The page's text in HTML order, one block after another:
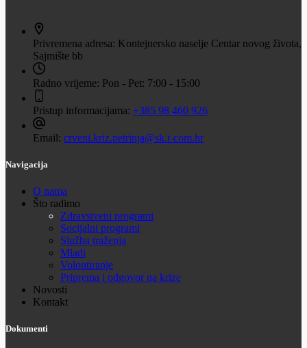
Privremena adresa: Kontejnersko naselje Centar novog života,
Sajmište bb
Radno vrijeme: Pon - Pet: 7:00 - 15:00
Pristup informacijama: +385 98 460 926
Email: crveni.kriz.petrinja@sk.t-com.hr
Navigacija
O nama
Što radimo
Zdravstveni programi
Socijalni programi
Služba traženja
Mladi
Volontiranje
Priprema i odgovor na krize
Novosti
Kontakt
Dokumenti